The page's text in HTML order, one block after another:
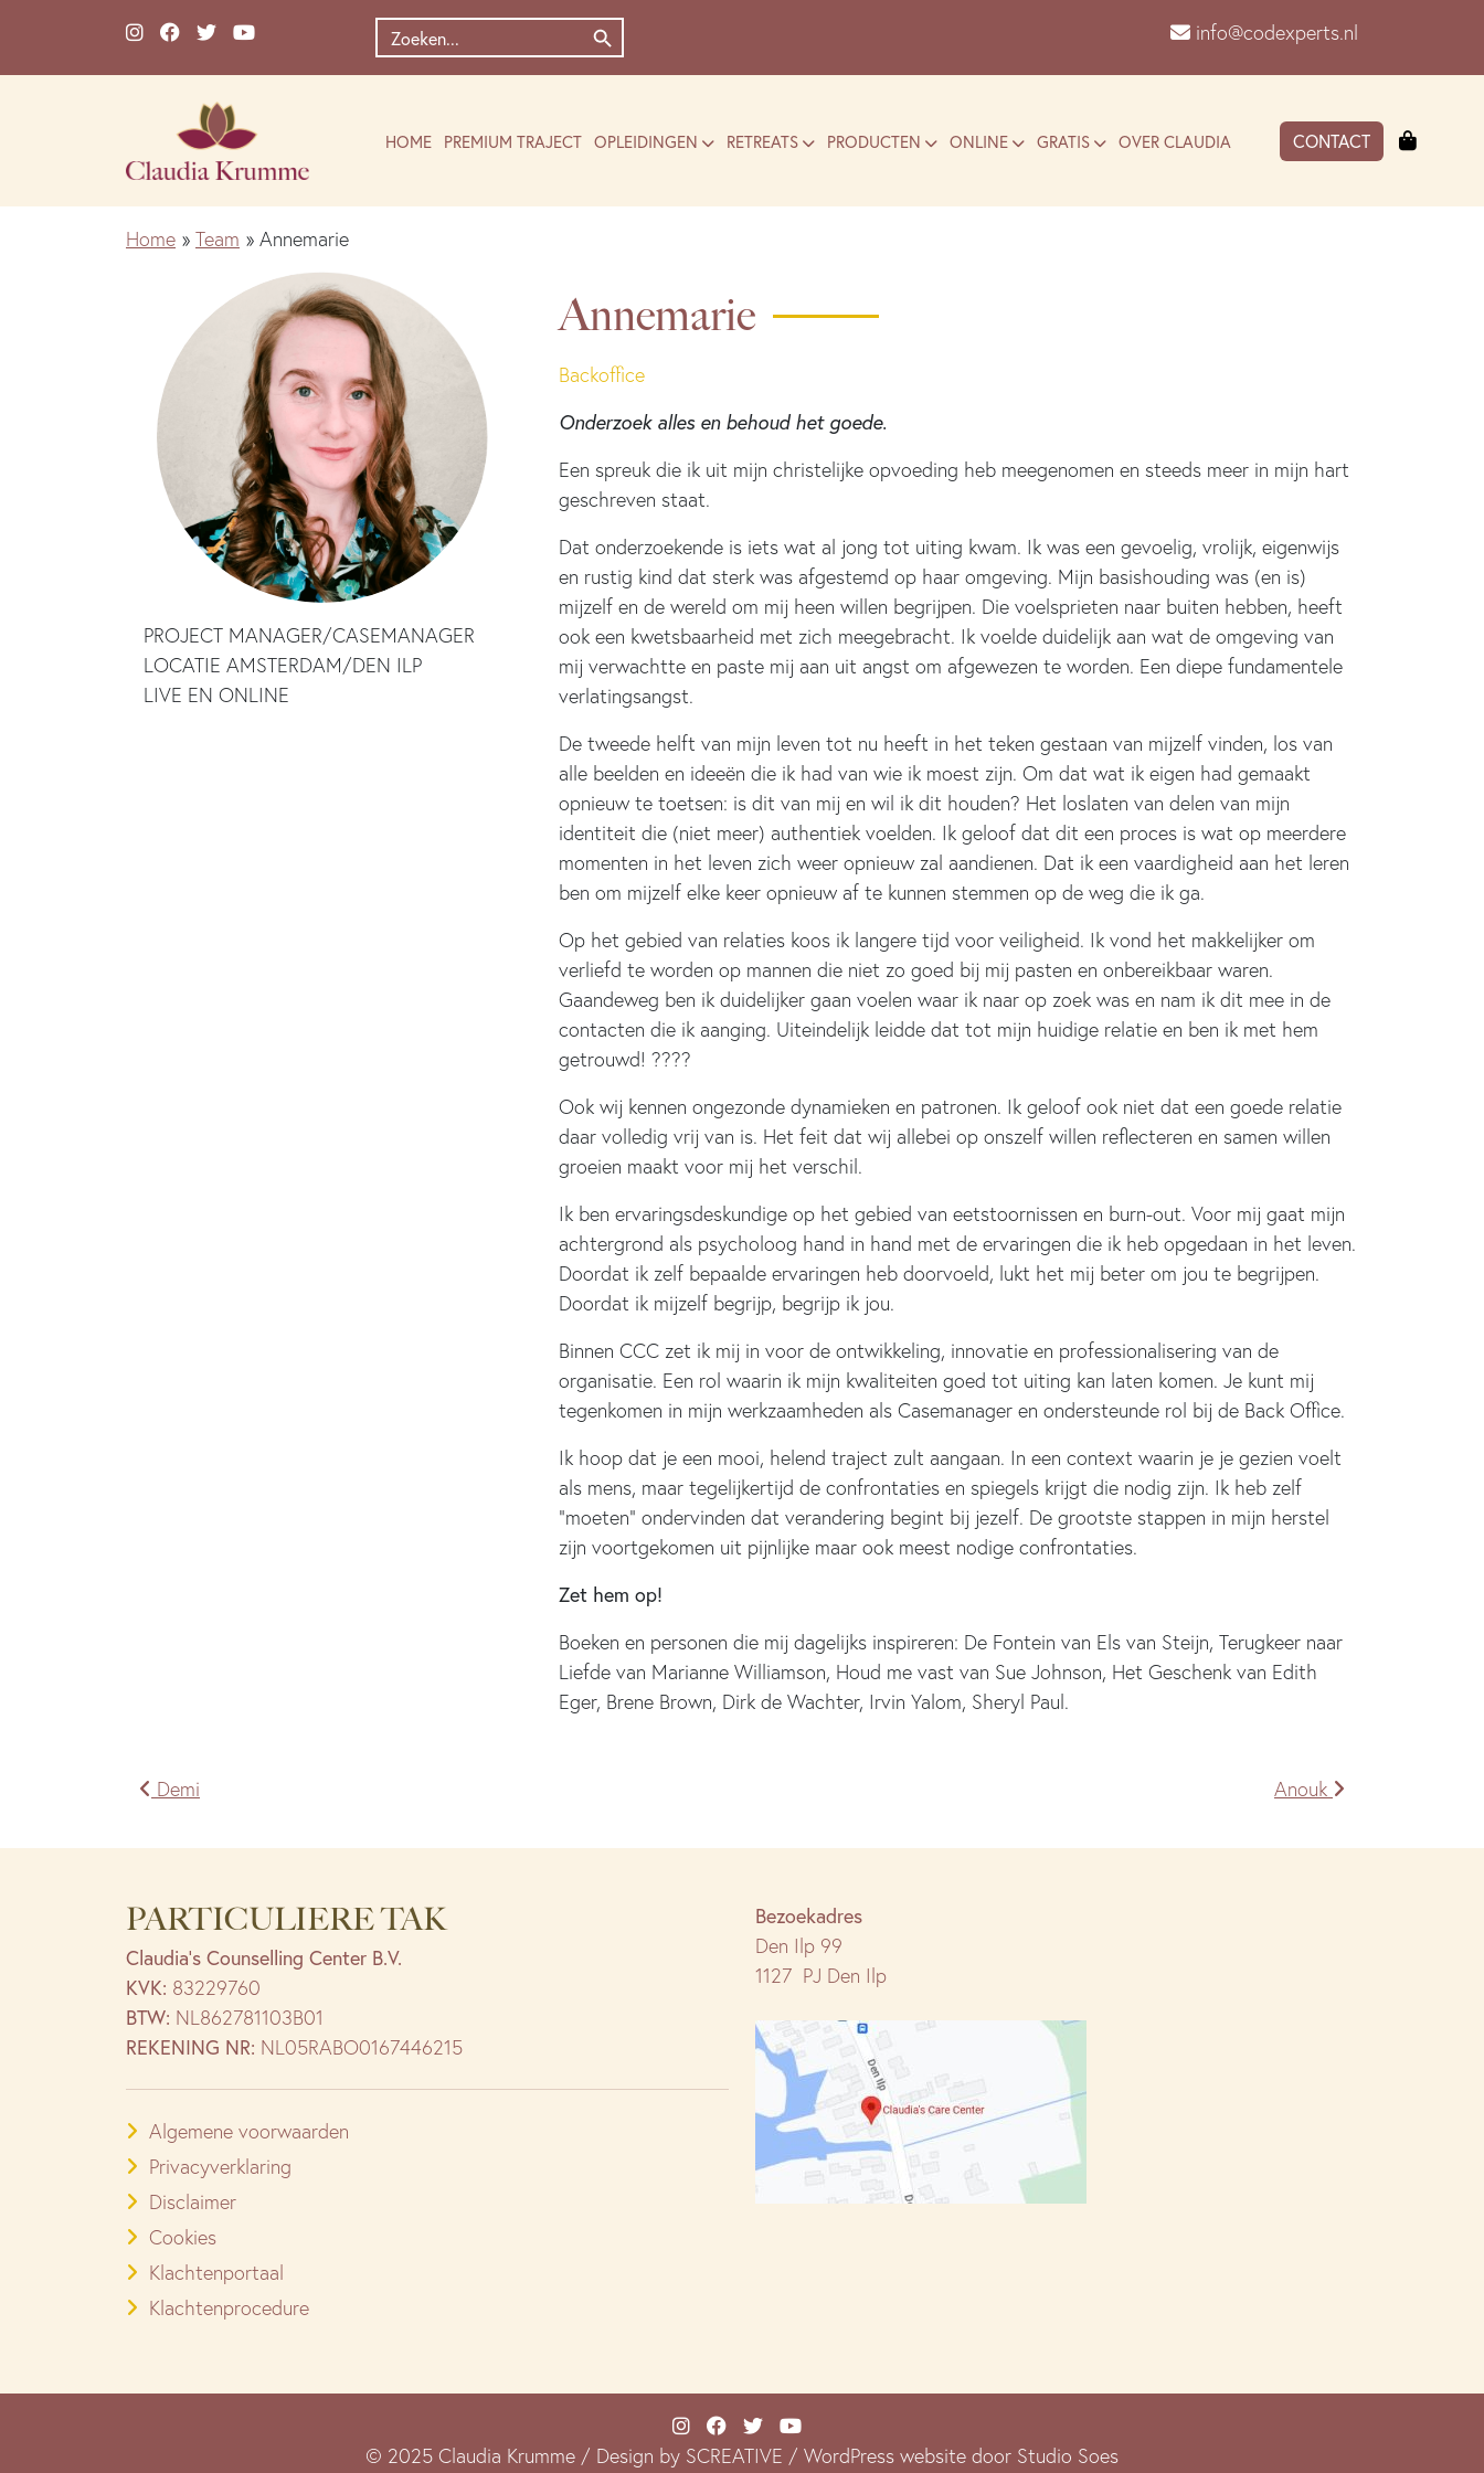
Zoek
naar:
Zoekknop
info@codexperts.nl
HOME PREMIUM TRAJECT OPLEIDINGEN RETREATS PRODUCTEN ONLINE GRATIS OVER CLAUDIA CONTACT
Home » Team » Annemarie
PROJECT MANAGER/CASEMANAGER
LOCATIE AMSTERDAM/DEN ILP
LIVE EN ONLINE
Annemarie
Backoffice
Onderzoek alles en behoud het goede.
Een spreuk die ik uit mijn christelijke opvoeding heb meegenomen en steeds meer in mijn hart
geschreven staat.
Dat onderzoekende is iets wat al jong tot uiting kwam. Ik was een gevoelig, vrolijk, eigenwijs
en rustig kind dat sterk was afgestemd op haar omgeving. Mijn basishouding was (en is)
mijzelf en de wereld om mij heen willen begrijpen. Die voelsprieten naar buiten hebben, heeft
ook een kwetsbaarheid met zich meegebracht. Ik voelde duidelijk aan wat de omgeving van
mij verwachtte en paste mij aan uit angst om afgewezen te worden. Een diepe fundamentele
verlatingsangst.
De tweede helft van mijn leven tot nu heeft in het teken gestaan van mijzelf vinden, los van
alle beelden en ideeën die ik had van wie ik moest zijn. Om dat wat ik eigen had gemaakt
opnieuw te toetsen: is dit van mij en wil ik dit houden? Het loslaten van delen van mijn
identiteit die (niet meer) authentiek voelden. Ik geloof dat dit een proces is wat op meerdere
momenten in het leven zich weer opnieuw zal aandienen. Dat ik een vaardigheid aan het leren
ben om mijzelf elke keer opnieuw af te kunnen stemmen op de weg die ik ga.
Op het gebied van relaties koos ik langere tijd voor veiligheid. Ik vond het makkelijker om
verliefd te worden op mannen die niet zo goed bij mij pasten en onbereikbaar waren.
Gaandeweg ben ik duidelijker gaan voelen waar ik naar op zoek was en nam ik dit mee in de
contacten die ik aanging. Uiteindelijk leidde dat tot mijn huidige relatie en ben ik met hem
getrouwd! ????
Ook wij kennen ongezonde dynamieken en patronen. Ik geloof ook niet dat een goede relatie
daar volledig vrij van is. Het feit dat wij allebei op onszelf willen reflecteren en samen willen
groeien maakt voor mij het verschil.
Ik ben ervaringsdeskundige op het gebied van eetstoornissen en burn-out. Voor mij gaat mijn
achtergrond als psycholoog hand in hand met de ervaringen die ik heb opgedaan in het leven.
Doordat ik zelf bepaalde ervaringen heb doorvoeld, lukt het mij beter om jou te begrijpen.
Doordat ik mijzelf begrijp, begrijp ik jou.
Binnen CCC zet ik mij in voor de ontwikkeling, innovatie en professionalisering van de
organisatie. Een rol waarin ik mijn kwaliteiten goed tot uiting kan laten komen. Je kunt mij
tegenkomen in mijn werkzaamheden als Casemanager en ondersteunde rol bij de Back Office.
Ik hoop dat je een mooi, helend traject zult aangaan. In een context waarin je je gezien voelt
als mens, maar tegelijkertijd de confrontaties en spiegels krijgt die nodig zijn. Ik heb zelf
“moeten” ondervinden dat verandering begint bij jezelf. De grootste stappen in mijn herstel
zijn voortgekomen uit pijnlijke maar ook meest nodige confrontaties.
Zet hem op!
Boeken en personen die mij dagelijks inspireren: De Fontein van Els van Steijn, Terugkeer naar
Liefde van Marianne Williamson, Houd me vast van Sue Johnson, Het Geschenk van Edith
Eger, Brene Brown, Dirk de Wachter, Irvin Yalom, Sheryl Paul.
Bericht
Demi Anouk
PARTICULIERE TAK
Claudia’s Counselling Center B.V.
KVK: 83229760
BTW: NL862781103B01
REKENING NR: NL05RABO0167446215
Algemene voorwaarden
Privacyverklaring
Disclaimer
Cookies
Klachtenportaal
Klachtenprocedure
Bezoekadres
Den Ilp 99
1127 PJ Den Ilp
© 2025 Claudia Krumme / Design by SCREATIVE / WordPress website door Studio Soes